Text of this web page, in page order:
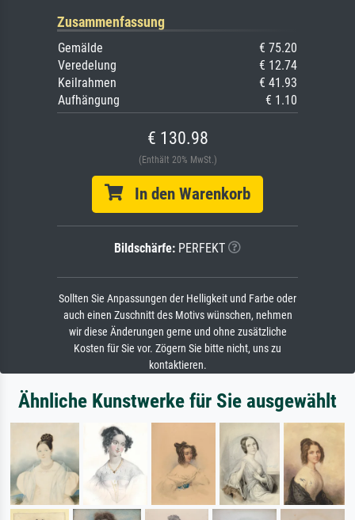
Zusammenfassung
Gemälde
€ 75.20
Veredelung
€ 12.74
Keilrahmen
€ 41.93
Aufhängung
€ 1.10
€ 130.98
(Enthält 20% MwSt.)
In den Warenkorb
Bildschärfe: PERFEKT
Sollten Sie Anpassungen der Helligkeit und Farbe oder
auch einen Zuschnitt des Motivs wünschen, nehmen
wir diese Änderungen gerne und ohne zusätzliche
Kosten für Sie vor. Zögern Sie bitte nicht, uns zu
kontaktieren.
Ähnliche Kunstwerke für Sie ausgewählt